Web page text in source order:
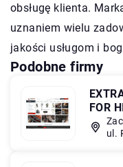
obsługę klienta.
uznaniem wielu
jakości usługom i
Podobne firmy
FOR
ul.